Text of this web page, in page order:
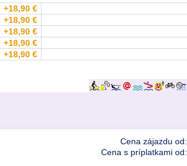
+18,90 €
+18,90 €
+18,90 €
+18,90 €
+18,90 €
Cena zájazdu od:
Cena s príplatkami od: